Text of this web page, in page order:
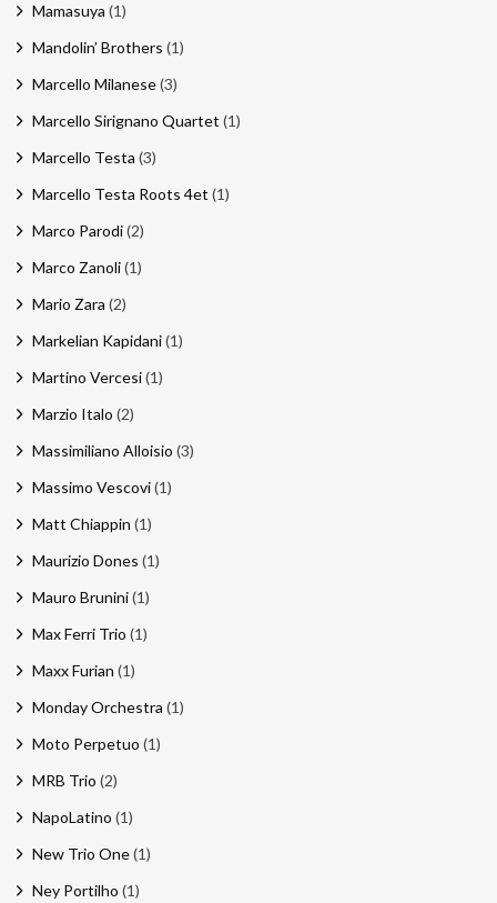
Mamasuya (1)
Mandolin’ Brothers (1)
Marcello Milanese(3)
Marcello Sirignano Quartet (1)
Marcello Testa (3)
Marcello Testa Roots 4et (1)
Marco Parodi(2)
Marco Zanoli(1)
Mario Zara (2)
Markelian Kapidani(1)
Martino Vercesi(1)
Marzio Italo (2)
Massimiliano Alloisio (3)
Massimo Vescovi(1)
Matt Chiappin (1)
Maurizio Dones (1)
Mauro Brunini(1)
Max Ferri Trio (1)
Maxx Furian (1)
Monday Orchestra (1)
Moto Perpetuo (1)
MRB Trio (2)
NapoLatino (1)
New Trio One(1)
Ney Portilho (1)